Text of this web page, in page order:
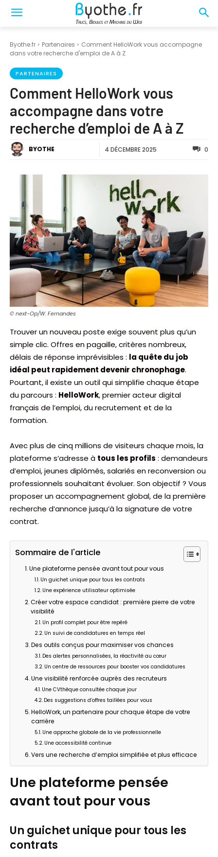
Byothe.fr Partenaires
Comment HelloWork vous accompagne
dans votre recherche d'emploi de A à Z
PARTENAIRES
Comment HelloWork vous
accompagne dans votre
recherche d’emploi de A à Z
BYOTHE 4 DÉCEMBRE 2025 0
© next-Op/W. Fernandes
Trouver un nouveau poste exige souvent plus qu’un
simple clic. Offres en pagaille, critères nombreux,
délais de réponse imprévisibles : la quête du job
idéal peut rapidement devenir chronophage.
Pourtant, il existe un outil qui simplifie chaque étape
du parcours : HelloWork, premier acteur digital
français de l’emploi, du recrutement et de la
formation.
Avec plus de cinq millions de visiteurs chaque mois, la
plateforme s’adresse à tous les profils : demandeurs
d’emploi, jeunes diplômés, salariés en reconversion ou
professionnels souhaitant évoluer. Son objectif ? Vous
proposer un accompagnement global, de la première
recherche d’annonce jusqu’à la signature de votre
contrat.
Sommaire de l'article
Une plateforme pensée avant tout pour vous
Un guichet unique pour tous les contrats
Une expérience utilisateur optimisée
Créer votre espace candidat : première pierre de votre
visibilité
Un profil complet pour être repéré
Un suivi de candidatures en temps réel
Des outils conçus pour maximiser vos chances
Des alertes personnalisées, la réactivité au cœur
Un centre de ressources pour booster vos candidatures
Une visibilité renforcée auprès des recruteurs
Une CVthèque consultée chaque jour
Des suggestions d’offres taillées pour vous
HelloWork, un partenaire pour chaque étape de votre
carrière
Une approche globale de la vie professionnelle
Une accessibilité continue
Vers une recherche d’emploi simplifiée et plus efficace
Une plateforme pensée
avant tout pour vous
Un guichet unique pour tous les
contrats